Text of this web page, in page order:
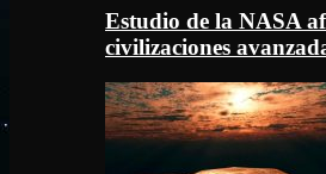
Estudio de la NASA
civilizaciones